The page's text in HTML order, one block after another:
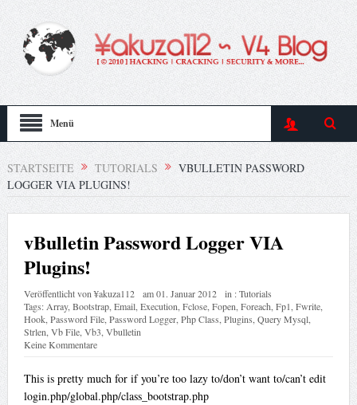
Menü
STARTSEITE TUTORIALS
VBULLETIN PASSWORD
LOGGER VIA PLUGINS!
vBulletin Password Logger VIA
Plugins!
Veröffentlicht von¥akuza112 am01. Januar 2012 in :Tutorials
Tags: Array, Bootstrap, Email, Execution Fclose, Fopen Foreach Fp1 Fwrite,
Hook, Password File, Password Logger, Php Class Plugins Query Mysql,
Strlen Vb File, Vb3 Vbulletin
Keine Kommentare
This is pretty much for if you’re too lazy to/don’t want to/can’t edit
login.php/global.php/class_bootstrap.php